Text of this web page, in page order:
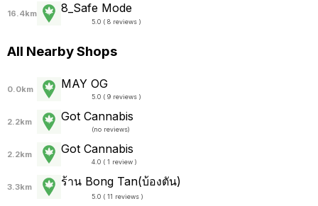
16.4km 8_Safe Mode
5.0 ( 8 reviews )
All Nearby Shops
0.0km MAY OG
5.0 ( 9 reviews )
2.2km Got Cannabis
(no reviews)
2.2km Got Cannabis
4.0 ( 1 review )
3.3km ร้าน Bong Tan(บ้องตัน)
5.0 ( 11 reviews )